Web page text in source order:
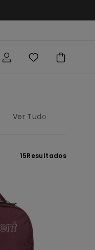
Ver Tudo
15Resultados